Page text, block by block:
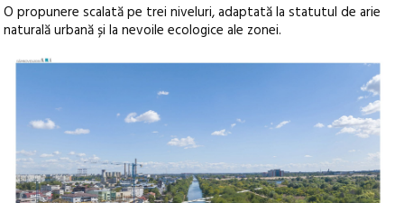
O propunere scalată pe trei niveluri, adaptată la statutul de arie
naturală urbană și la nevoile ecologice ale zonei.